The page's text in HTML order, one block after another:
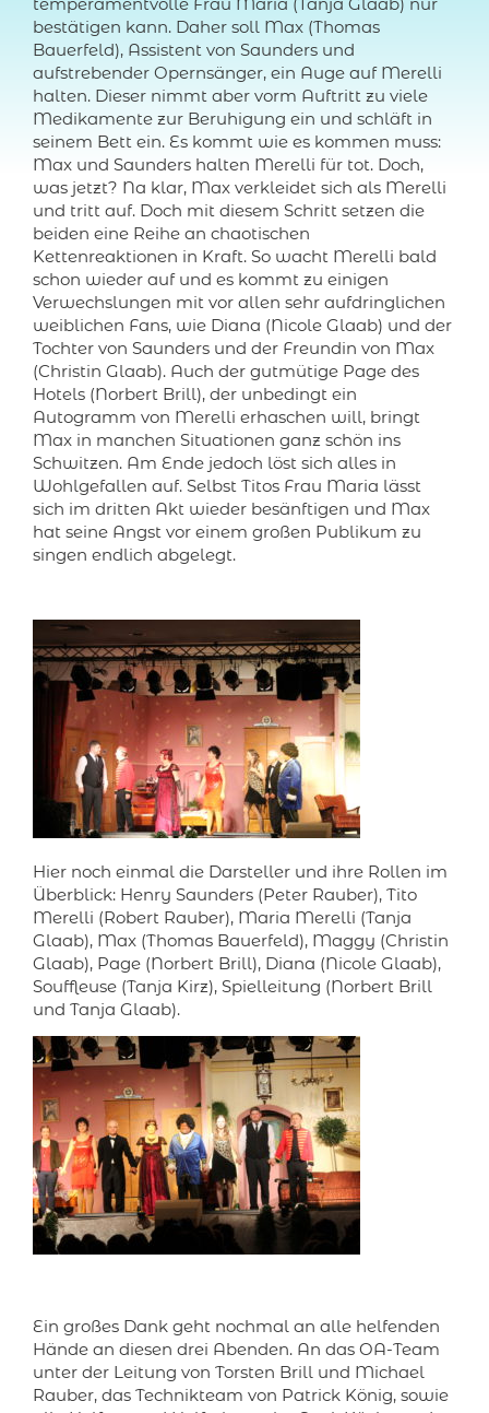
bestätigen kann. Daher soll Max (Thomas
Bauerfeld), Assistent von Saunders und
aufstrebender Opernsänger, ein Auge auf Merelli
halten. Dieser nimmt aber vorm Auftritt zu viele
Medikamente zur Beruhigung ein und schläft in
seinem Bett ein. Es kommt wie es kommen muss:
Max und Saunders halten Merelli für tot. Doch,
was jetzt? Na klar, Max verkleidet sich als Merelli
und tritt auf. Doch mit diesem Schritt setzen die
beiden eine Reihe an chaotischen
Kettenreaktionen in Kraft. So wacht Merelli bald
schon wieder auf und es kommt zu einigen
Verwechslungen mit vor allen sehr aufdringlichen
weiblichen Fans, wie Diana (Nicole Glaab) und der
Tochter von Saunders und der Freundin von Max
(Christin Glaab). Auch der gutmütige Page des
Hotels (Norbert Brill), der unbedingt ein
Autogramm von Merelli erhaschen will, bringt
Max in manchen Situationen ganz schön ins
Schwitzen. Am Ende jedoch löst sich alles in
Wohlgefallen auf. Selbst Titos Frau Maria lässt
sich im dritten Akt wieder besänftigen und Max
hat seine Angst vor einem großen Publikum zu
singen endlich abgelegt.
Hier noch einmal die Darsteller und ihre Rollen im
Überblick: Henry Saunders (Peter Rauber), Tito
Merelli (Robert Rauber), Maria Merelli (Tanja
Glaab), Max (Thomas Bauerfeld), Maggy (Christin
Glaab), Page (Norbert Brill), Diana (Nicole Glaab),
Souffleuse (Tanja Kirz), Spielleitung (Norbert Brill
und Tanja Glaab).
Ein großes Dank geht nochmal an alle helfenden
Hände an diesen drei Abenden. An das OA-Team
unter der Leitung von Torsten Brill und Michael
Rauber, das Technikteam von Patrick König, sowie